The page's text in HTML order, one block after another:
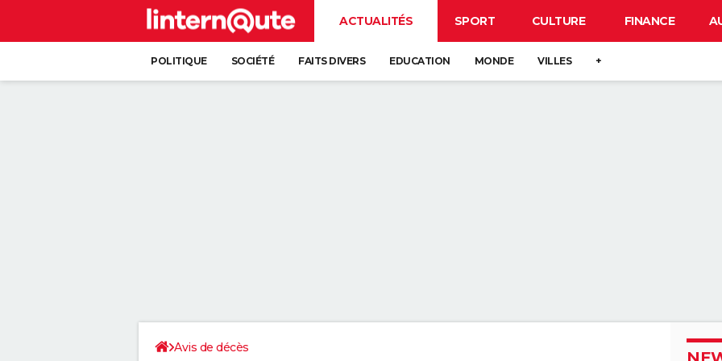
ACTUALITÉS SPORT CULTURE FINANCE
POLITIQUE SOCIÉTÉ FAITS DIVERS EDUCATION MONDE VILLES +
Avis de décès